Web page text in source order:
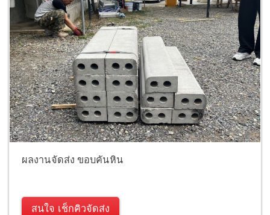
ผลงานจัดส่ง ขอบคันหิน
สนใจ เช็กคิวจัดส่ง